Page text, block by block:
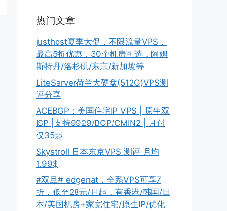
热门文章
justhost夏季大促，不限流量VPS，
最高5折优惠，30个机房可选，阿姆
斯特丹/洛杉矶/东京/新加坡等
LiteServer荷兰大硬盘(512G)VPS测
评分享
ACEBGP：美国住宅IP VPS | 原生双
ISP |支持9929/BGP/CMIN2 | 月付
仅35起
Skystroll 日本东京VPS 测评 月均
1.99$
#双旦# edgenat，全系VPS可享7
折，低至28元/月起，有香港/韩国/日
本/美国机房+家宽住宅/原生IP/优化